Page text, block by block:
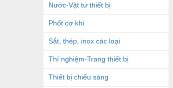
Nước-Vật tư thiết bị
Phốt cơ khí
Sắt, thép, inox các loại
Thí nghiệm-Trang thiết bị
Thiết bị chiếu sáng